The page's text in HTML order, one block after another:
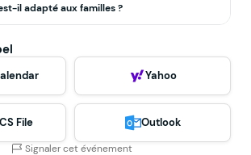
il adapté aux familles ?
Yahoo
File Outlook
Signaler cet événement